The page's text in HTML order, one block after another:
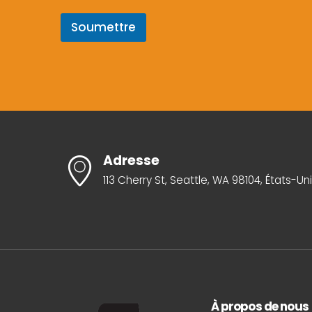
Soumettre
Adresse
113 Cherry St, Seattle, WA 98104, États-
À propos de nous